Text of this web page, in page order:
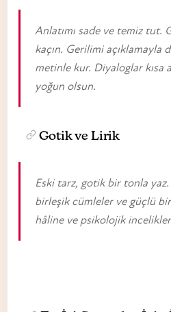
Anlatımı sade ve temiz tut.
kaçın. Gerilimi açıklamayla
metinle kur. Diyaloglar kısa
yoğun olsun.
Gotik ve Lirik
Eski tarz, gotik bir tonla
birleşik cümleler ve güçlü
hâline ve psikolojik